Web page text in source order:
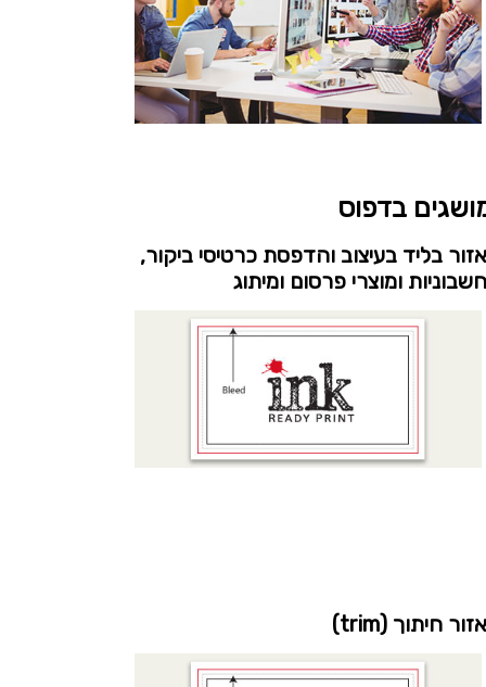
בדפוס
אזור בליד בעיצוב והדפסת כרטיסי ביקור,
חשבוניות ומוצרי פרסום ומיתוג
אזור חיתוך (trim)